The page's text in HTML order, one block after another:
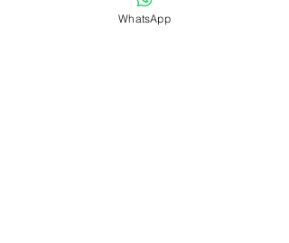
DEFECTOS DE FABRICACIoN
DIRECTAMENTE CON NOSOTROS.
WhatsApp